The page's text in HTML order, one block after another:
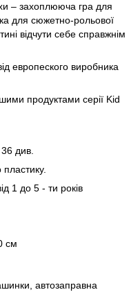
– захоплююча гра для
для сюжетно-рольової
відчути себе справжнім
европеского виробника
продуктами серії Kid
див.
1 до 5 - ти років
см
автозаправна